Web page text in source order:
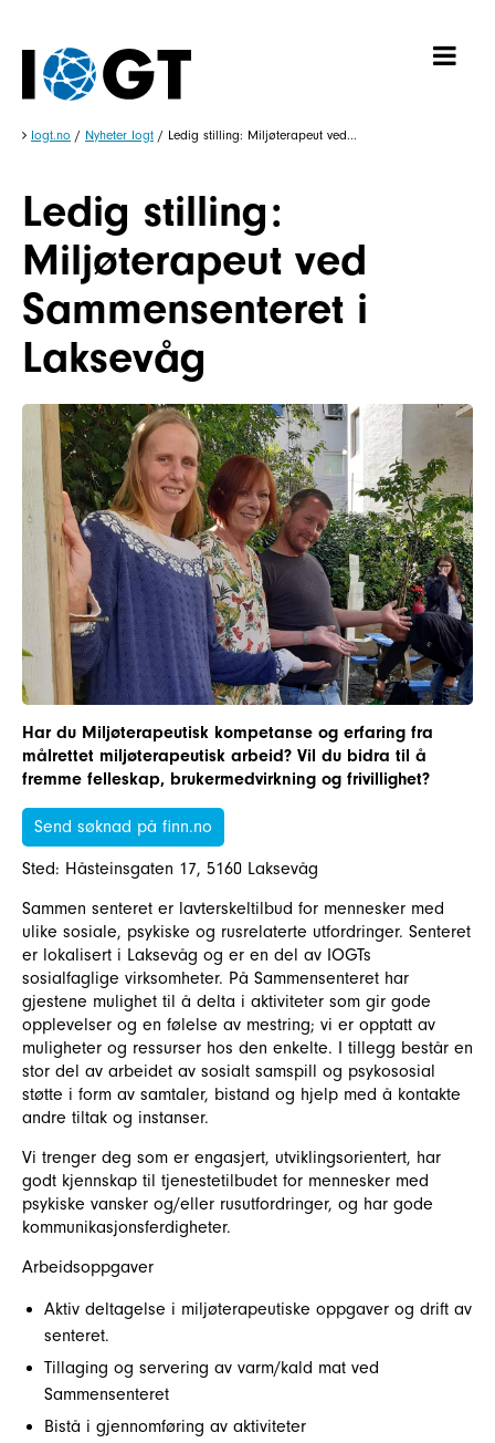
Iogt.no / Nyheter Iogt / Ledig stilling: Miljøterapeut ved...
Ledig stilling:
Miljøterapeut ved
Sammensenteret i
Laksevåg
Har du Miljøterapeutisk kompetanse og erfaring fra
målrettet miljøterapeutisk arbeid? Vil du bidra til å
fremme felleskap, brukermedvirkning og frivillighet?
Send søknad på finn.no
Sted: Håsteinsgaten 17, 5160 Laksevåg
Sammen senteret er lavterskeltilbud for mennesker med
ulike sosiale, psykiske og rusrelaterte utfordringer. Senteret
er lokalisert i Laksevåg og er en del av IOGTs
sosialfaglige virksomheter. På Sammensenteret har
gjestene mulighet til å delta i aktiviteter som gir gode
opplevelser og en følelse av mestring; vi er opptatt av
muligheter og ressurser hos den enkelte. I tillegg består en
stor del av arbeidet av sosialt samspill og psykososial
støtte i form av samtaler, bistand og hjelp med å kontakte
andre tiltak og instanser.
Vi trenger deg som er engasjert, utviklingsorientert, har
godt kjennskap til tjenestetilbudet for mennesker med
psykiske vansker og/eller rusutfordringer, og har gode
kommunikasjonsferdigheter.
Arbeidsoppgaver
Aktiv deltagelse i miljøterapeutiske oppgaver og drift av
senteret.
Tillaging og servering av varm/kald mat ved
Sammensenteret
Bistå i gjennomføring av aktiviteter